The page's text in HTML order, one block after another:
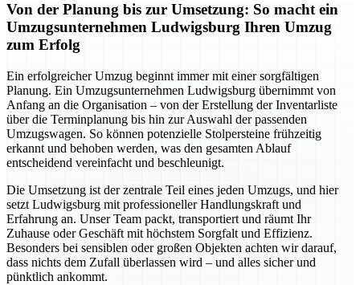
Von der Planung bis zur Umsetzung: So macht ein
Umzugsunternehmen Ludwigsburg Ihren Umzug
zum Erfolg
Ein erfolgreicher Umzug beginnt immer mit einer sorgfältigen
Planung. Ein Umzugsunternehmen Ludwigsburg übernimmt von
Anfang an die Organisation – von der Erstellung der Inventarliste
über die Terminplanung bis hin zur Auswahl der passenden
Umzugswagen. So können potenzielle Stolpersteine frühzeitig
erkannt und behoben werden, was den gesamten Ablauf
entscheidend vereinfacht und beschleunigt.
Die Umsetzung ist der zentrale Teil eines jeden Umzugs, und hier
setzt Ludwigsburg mit professioneller Handlungskraft und
Erfahrung an. Unser Team packt, transportiert und räumt Ihr
Zuhause oder Geschäft mit höchstem Sorgfalt und Effizienz.
Besonders bei sensiblen oder großen Objekten achten wir darauf,
dass nichts dem Zufall überlassen wird – und alles sicher und
pünktlich ankommt.